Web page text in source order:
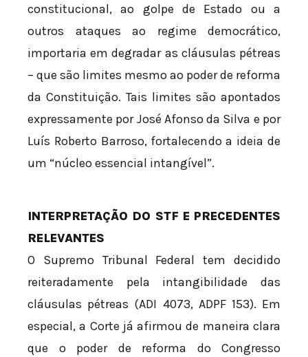
constitucional, ao golpe de Estado ou a
outros ataques ao regime democrático,
importaria em degradar as cláusulas pétreas
– que são limites mesmo ao poder de reforma
da Constituição. Tais limites são apontados
expressamente por José Afonso da Silva e por
Luís Roberto Barroso, fortalecendo a ideia de
um “núcleo essencial intangível”.
INTERPRETAÇÃO DO STF E PRECEDENTES
RELEVANTES
O Supremo Tribunal Federal tem decidido
reiteradamente pela intangibilidade das
cláusulas pétreas (ADI 4073, ADPF 153). Em
especial, a Corte já afirmou de maneira clara
que o poder de reforma do Congresso